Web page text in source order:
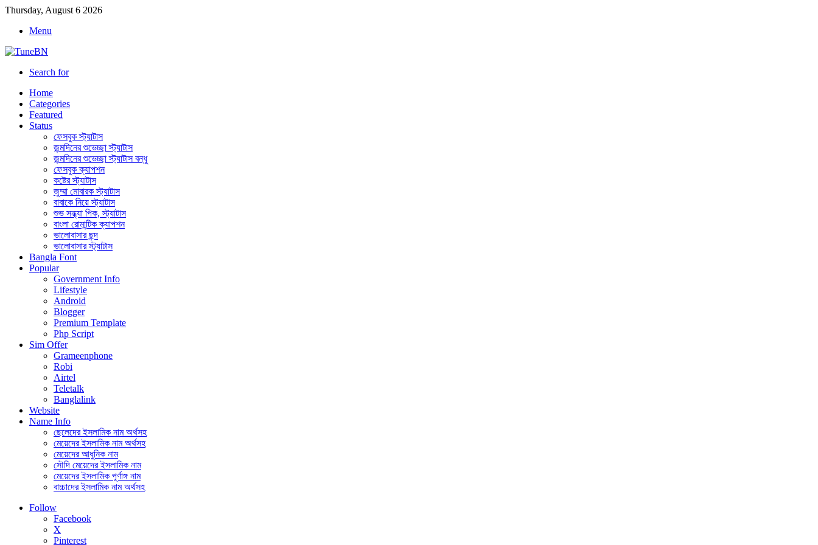
Thursday, August 6 2026
Menu
Search for
Home
Categories
Featured
Status
ফেসবুক স্ট্যাটাস
জন্মদিনের শুভেচ্ছা স্ট্যাটাস
জন্মদিনের শুভেচ্ছা স্ট্যাটাস বন্ধু
ফেসবুক ক্যাপশন
কষ্টের স্ট্যাটাস
জুম্মা মোবারক স্ট্যাটাস
বাবাকে নিয়ে স্ট্যাটাস
শুভ সন্ধ্যা পিক, স্ট্যাটাস
বাংলা রোমান্টিক ক্যাপশন
ভালোবাসার ছন্দ
ভালোবাসার স্ট্যাটাস
Bangla Font
Popular
Government Info
Lifestyle
Android
Blogger
Premium Template
Php Script
Sim Offer
Grameenphone
Robi
Airtel
Teletalk
Banglalink
Website
Name Info
ছেলেদের ইসলামিক নাম অর্থসহ
মেয়েদের ইসলামিক নাম অর্থসহ
মেয়েদের আধুনিক নাম
সৌদি মেয়েদের ইসলামিক নাম
মেয়েদের ইসলামিক পূর্ণাঙ্গ নাম
বাচ্চাদের ইসলামিক নাম অর্থসহ
Follow
Facebook
X
Pinterest